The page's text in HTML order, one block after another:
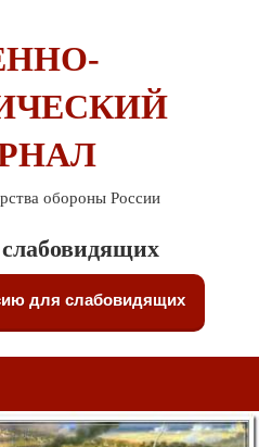
обороны России
для слабовидящих